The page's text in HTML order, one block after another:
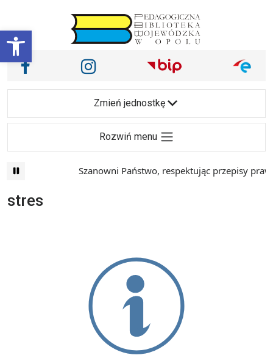
Otwórz pasek narzędzi
Main Navigation
Nasze media społecznościowe i inne
Facebook Instagram
Zmień jednostkę
Rozwiń menu
Szanowni Państwo, respektując przepisy prawa
stres